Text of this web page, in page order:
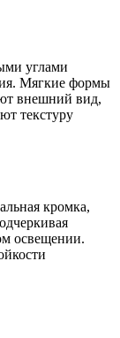
углами
Мягкие формы
внешний вид,
текстуру
кромка,
освещении.